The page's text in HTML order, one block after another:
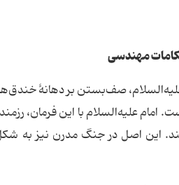
صف‌بستن بر دهانۀ
امام علیه‌السلام با این فرمان،
این اصل در جنگ مدرن نیز به شکل